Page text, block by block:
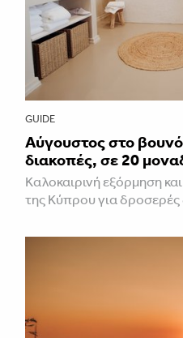
GUIDE
Aύγουστος στο
διακοπές, σε 20
Καλοκαιρινή εξόρμηση
της Κύπρου για δροσερές